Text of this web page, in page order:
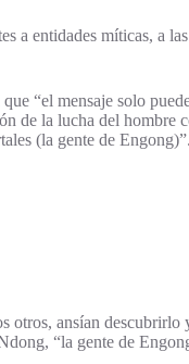
entidades míticas, a
“el mensaje solo
de la lucha del hombre
(la gente de
ansían descubrirlo
“la gente de